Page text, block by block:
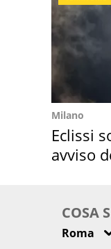
Milano
Eclissi
avviso